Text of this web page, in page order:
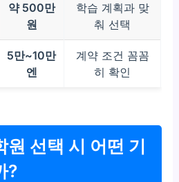
약 500만
원
학습 계획과 맞
춰 선택
5만~10만
엔
계약 조건 꼼꼼
히 확인
원 선택 시 어떤 기
?